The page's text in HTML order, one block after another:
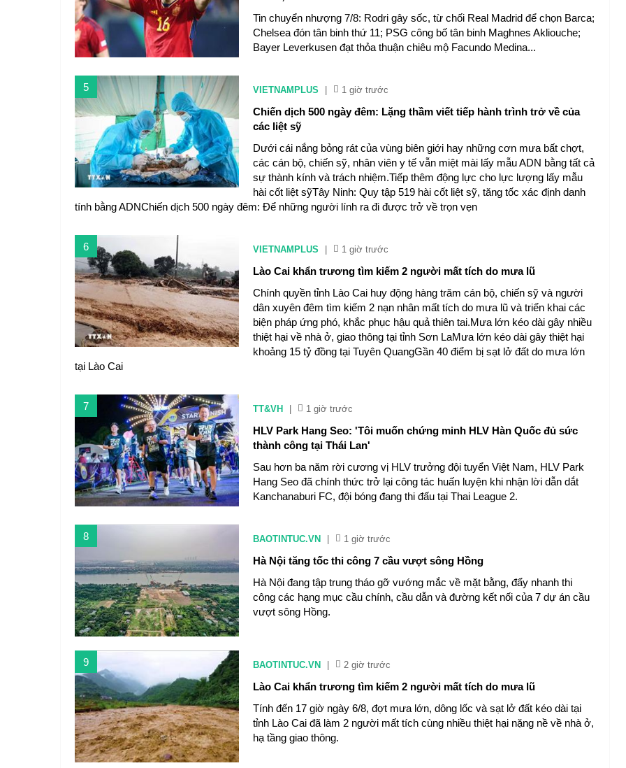
Tin chuyển nhượng 7/8: Rodri gây sốc, từ chối Real Madrid để chọn Barca;
Chelsea đón tân binh thứ 11; PSG công bố tân binh Maghnes Akliouche;
Bayer Leverkusen đạt thỏa thuận chiêu mộ Facundo Medina...
5 VIETNAMPLUS 1 giờ trước
Chiến dịch 500 ngày đêm: Lặng thầm viết tiếp hành trình trở về của
các liệt sỹ
Dưới cái nắng bỏng rát của vùng biên giới hay những cơn mưa bất chợt,
các cán bộ, chiến sỹ, nhân viên y tế vẫn miệt mài lấy mẫu ADN bằng tất cả
sự thành kính và trách nhiệm.Tiếp thêm động lực cho lực lượng lấy mẫu
hài cốt liệt sỹTây Ninh: Quy tập 519 hài cốt liệt sỹ, tăng tốc xác định danh
tính bằng ADNChiến dịch 500 ngày đêm: Để những người lính ra đi được trở về trọn vẹn
6 VIETNAMPLUS 1 giờ trước
Lào Cai khẩn trương tìm kiếm 2 người mất tích do mưa lũ
Chính quyền tỉnh Lào Cai huy động hàng trăm cán bộ, chiến sỹ và người
dân xuyên đêm tìm kiếm 2 nạn nhân mất tích do mưa lũ và triển khai các
biện pháp ứng phó, khắc phục hậu quả thiên tai.Mưa lớn kéo dài gây nhiều
thiệt hại về nhà ở, giao thông tại tỉnh Sơn LaMưa lớn kéo dài gây thiệt hại
khoảng 15 tỷ đồng tại Tuyên QuangGần 40 điểm bị sạt lở đất do mưa lớn
tại Lào Cai
7 TT&VH 1 giờ trước
HLV Park Hang Seo: 'Tôi muốn chứng minh HLV Hàn Quốc đủ sức
thành công tại Thái Lan'
Sau hơn ba năm rời cương vị HLV trưởng đội tuyển Việt Nam, HLV Park
Hang Seo đã chính thức trở lại công tác huấn luyện khi nhận lời dẫn dắt
Kanchanaburi FC, đội bóng đang thi đấu tại Thai League 2.
8 BAOTINTUC.VN 1 giờ trước
Hà Nội tăng tốc thi công 7 cầu vượt sông Hồng
Hà Nội đang tập trung tháo gỡ vướng mắc về mặt bằng, đẩy nhanh thi
công các hạng mục cầu chính, cầu dẫn và đường kết nối của 7 dự án cầu
vượt sông Hồng.
9 BAOTINTUC.VN 2 giờ trước
Lào Cai khẩn trương tìm kiếm 2 người mất tích do mưa lũ
Tính đến 17 giờ ngày 6/8, đợt mưa lớn, dông lốc và sạt lở đất kéo dài tại
tỉnh Lào Cai đã làm 2 người mất tích cùng nhiều thiệt hại nặng nề về nhà ở,
hạ tầng giao thông.